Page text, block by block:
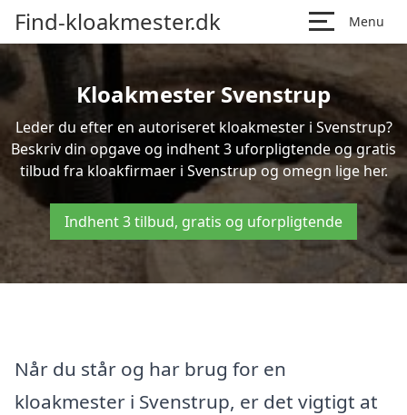
Find-kloakmester.dk Menu
Kloakmester Svenstrup
Leder du efter en autoriseret kloakmester i Svenstrup?
Beskriv din opgave og indhent 3 uforpligtende og gratis
tilbud fra kloakfirmaer i Svenstrup og omegn lige her.
Indhent 3 tilbud, gratis og uforpligtende
Når du står og har brug for en
kloakmester i Svenstrup, er det vigtigt at